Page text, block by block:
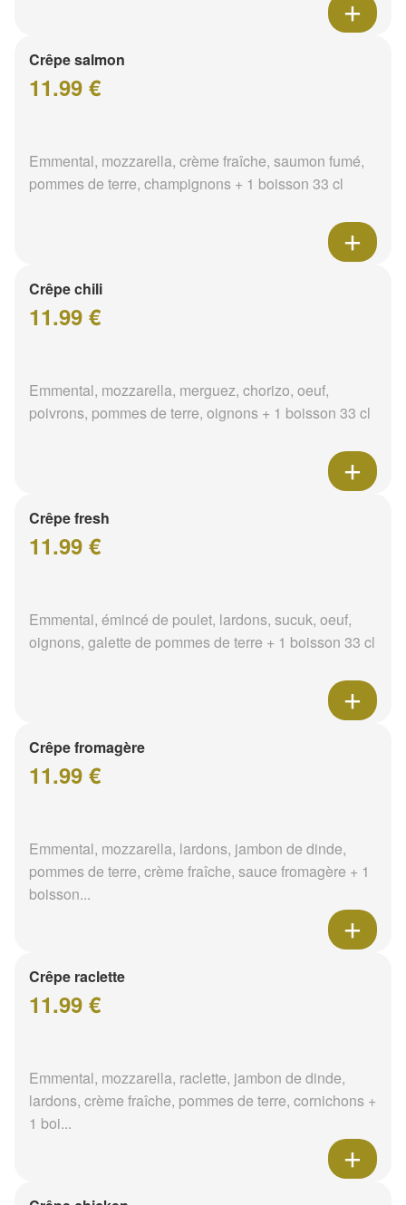
Crêpe salmon
11.99 €
Emmental, mozzarella, crème fraîche, saumon fumé,
pommes de terre, champignons + 1 boisson 33 cl
Crêpe chili
11.99 €
Emmental, mozzarella, merguez, chorizo, oeuf,
poivrons, pommes de terre, oignons + 1 boisson 33 cl
Crêpe fresh
11.99 €
Emmental, émincé de poulet, lardons, sucuk, oeuf,
oignons, galette de pommes de terre + 1 boisson 33 cl
Crêpe fromagère
11.99 €
Emmental, mozzarella, lardons, jambon de dinde,
pommes de terre, crème fraîche, sauce fromagère + 1
boisson...
Crêpe raclette
11.99 €
Emmental, mozzarella, raclette, jambon de dinde,
lardons, crème fraîche, pommes de terre, cornichons +
1 boi...